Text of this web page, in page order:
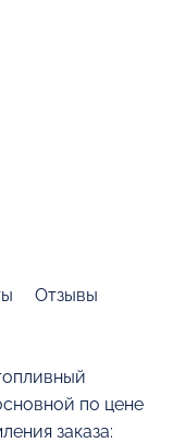
Отзывы
по цене
заказа: